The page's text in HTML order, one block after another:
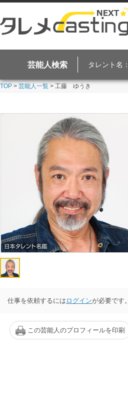
芸能人検索 タレント名：
TOP > 芸能人一覧 > 工藤 ゆうき
仕事を依頼するには ログインが必要です。
この芸能人のプロフィールを印刷